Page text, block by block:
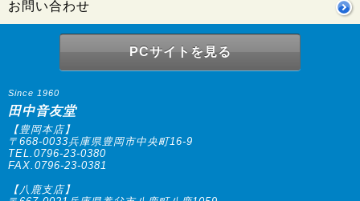
お問い合わせ
PCサイトを見る
Since 1960
田中音友堂
【豊岡本店】
〒668-0033兵庫県豊岡市中央町16-9
TEL.0796-23-0380
FAX.0796-23-0381
【八鹿支店】